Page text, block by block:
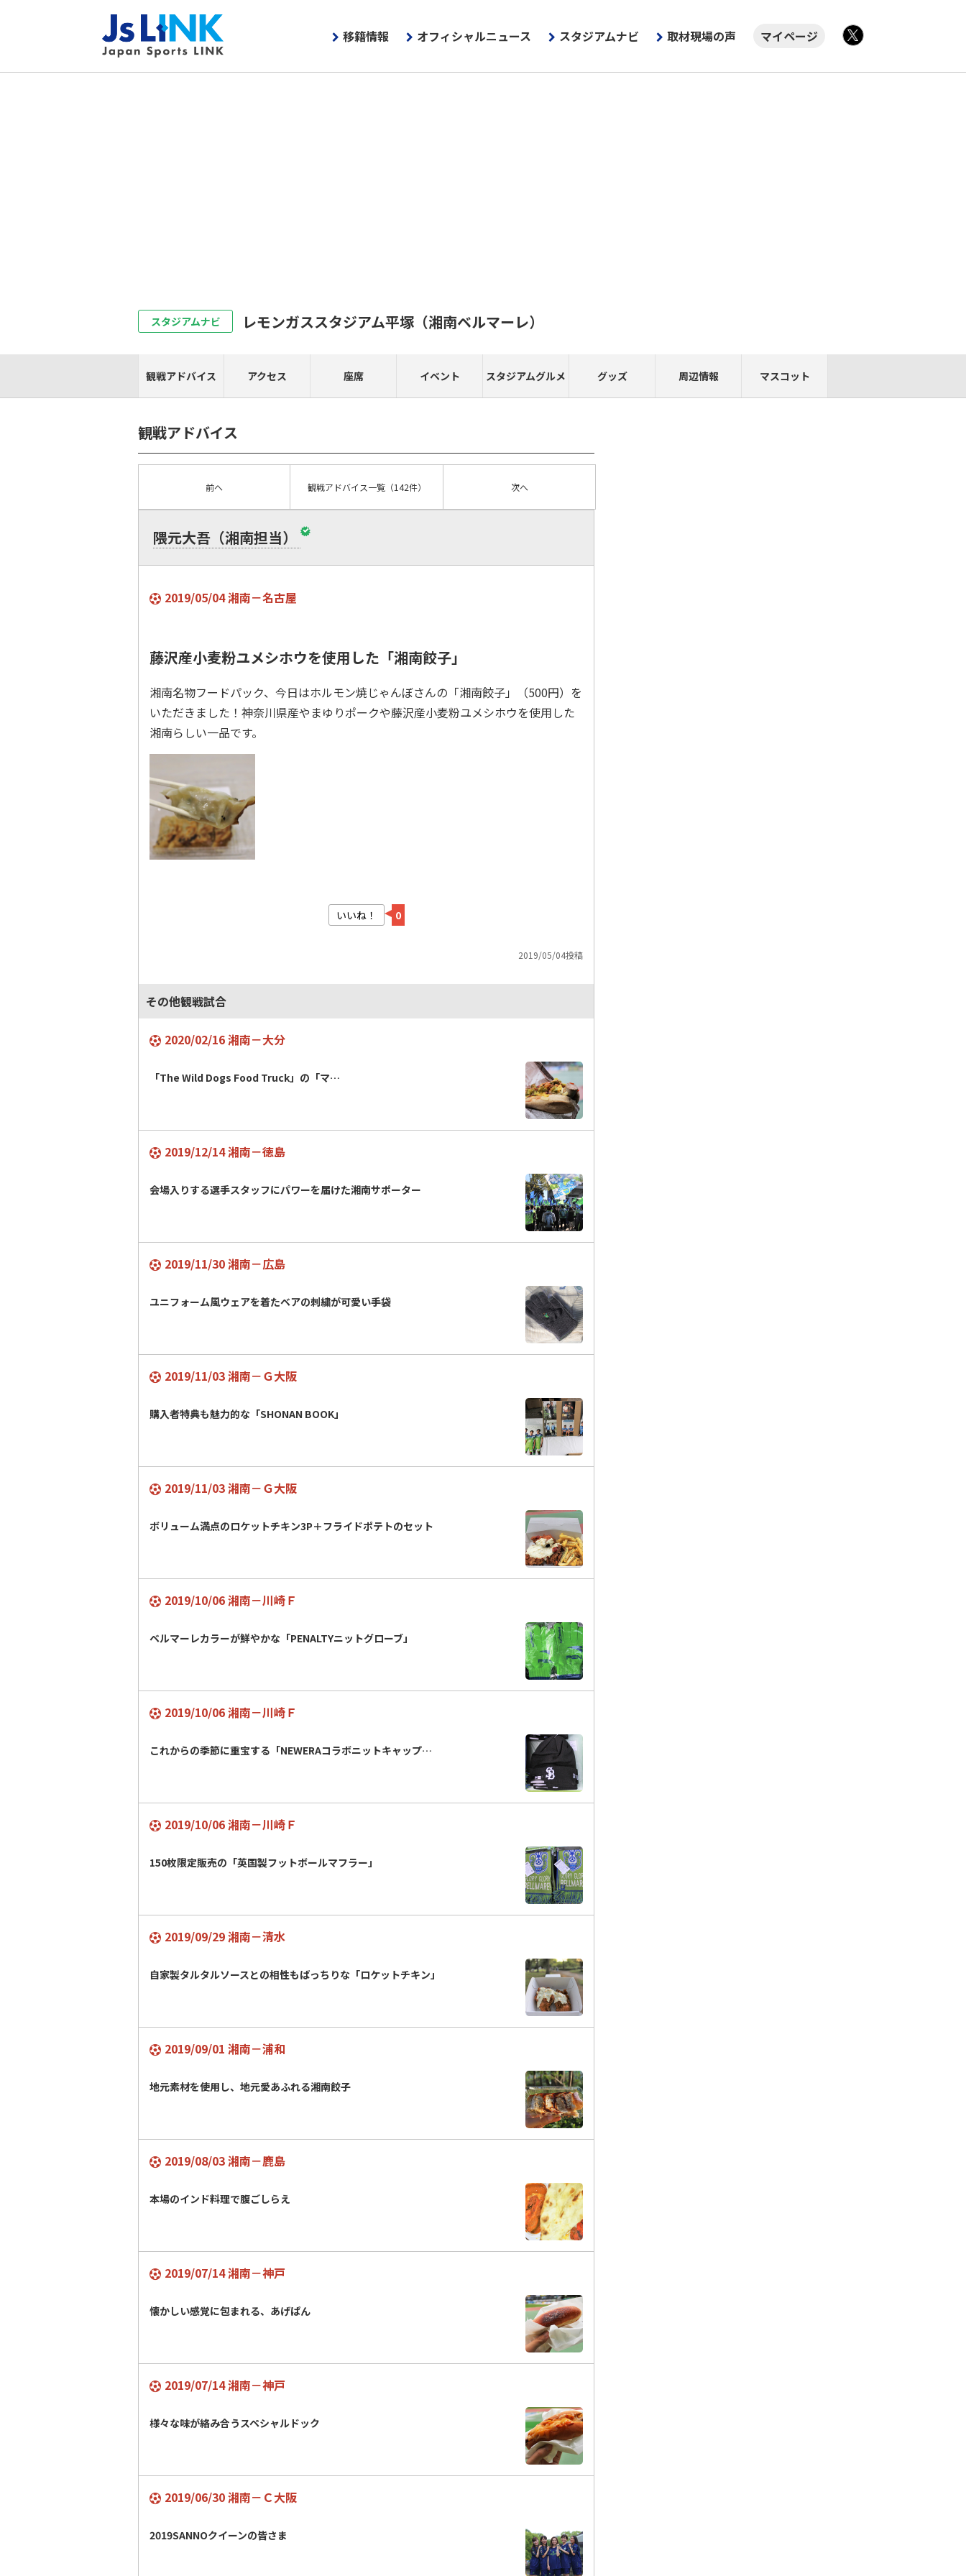
移籍情報 オフィシャルニュース スタジアムナビ 取材現場の声
マイページ
スタジアムナビ レモンガススタジアム平塚 （湘南ベルマーレ）
観戦アドバイス アクセス 座席 イベント スタジアムグルメ グッズ 周辺情報 マスコット
観戦アドバイス
前へ 観戦アドバイス一覧（142件） 次へ
隈元大吾（湘南担当）
2019/05/04 湘南－名古屋
藤沢産小麦粉ユメシホウを使用した「湘南餃子」
湘南名物フードパック、今日はホルモン焼じゃんぼさんの「湘南餃子」（500円）を
いただきました！神奈川県産やまゆりポークや藤沢産小麦粉ユメシホウを使用した
湘南らしい一品です。
いいね！ 0
2019/05/04投稿
その他観戦試合
2020/02/16 湘南－大分
「The Wild Dogs Food Truck」の「マ…
2019/12/14 湘南－徳島
会場入りする選手スタッフにパワーを届けた湘南サポーター
2019/11/30 湘南－広島
ユニフォーム風ウェアを着たベアの刺繍が可愛い手袋
2019/11/03 湘南－Ｇ大阪
購入者特典も魅力的な「SHONAN BOOK」
2019/11/03 湘南－Ｇ大阪
ボリューム満点のロケットチキン3P＋フライドポテトのセット
2019/10/06 湘南－川崎Ｆ
ベルマーレカラーが鮮やかな「PENALTYニットグローブ」
2019/10/06 湘南－川崎Ｆ
これからの季節に重宝する「NEWERAコラボニットキャップ…
2019/10/06 湘南－川崎Ｆ
150枚限定販売の「英国製フットボールマフラー」
2019/09/29 湘南－清水
自家製タルタルソースとの相性もばっちりな「ロケットチキン」
2019/09/01 湘南－浦和
地元素材を使用し、地元愛あふれる湘南餃子
2019/08/03 湘南－鹿島
本場のインド料理で腹ごしらえ
2019/07/14 湘南－神戸
懐かしい感覚に包まれる、あげぱん
2019/07/14 湘南－神戸
様々な味が絡み合うスペシャルドック
2019/06/30 湘南－Ｃ大阪
2019SANNOクイーンの皆さま